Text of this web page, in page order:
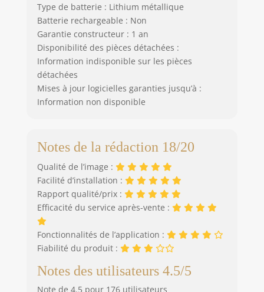
Type de batterie : Lithium métallique
Batterie rechargeable : Non
Garantie constructeur : 1 an
Disponibilité des pièces détachées :
Information indisponible sur les pièces
détachées
Mises à jour logicielles garanties jusqu’à :
Information non disponible
Notes de la rédaction 18/20
Qualité de l’image :
Facilité d’installation :
Rapport qualité/prix :
Efficacité du service après-vente :
Fonctionnalités de l’application :
Fiabilité du produit :
Notes des utilisateurs 4.5/5
Note de 4.5 pour 176 utilisateurs